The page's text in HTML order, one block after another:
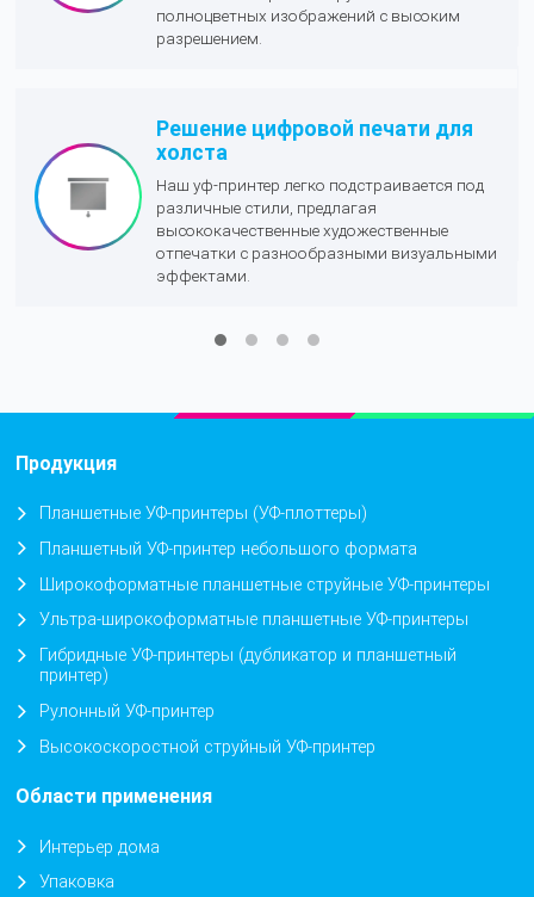
полноцветных изображений с высоким
разрешением.
Решение цифровой печати для
холста
Наш уф-принтер легко подстраивается под
различные стили, предлагая
высококачественные художественные
отпечатки с разнообразными визуальными
эффектами.
Продукция
Планшетные УФ-принтеры (УФ-плоттеры)
Планшетный УФ-принтер небольшого формата
Широкоформатные планшетные струйные УФ-принтеры
Ультра-широкоформатные планшетные УФ-принтеры
Гибридные УФ-принтеры (дубликатор и планшетный
принтер)
Рулонный УФ-принтер
Высокоскоростной струйный УФ-принтер
Области применения
Интерьер дома
Упаковка